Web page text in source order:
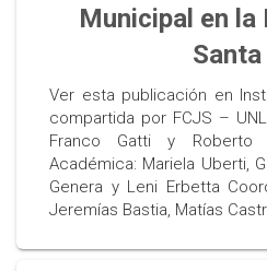
Municipal en la
Santa
Ver esta publicación en
compartida por FCJS –
Franco Gatti y Roberto
Académica: Mariela Uberti,
Genera y Leni Erbetta
Jeremías Bastia, Matías